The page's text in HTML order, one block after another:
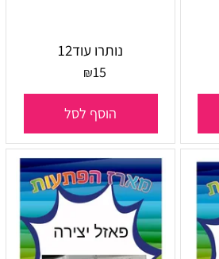
נותרו עוד12
₪15
הוסף לסל